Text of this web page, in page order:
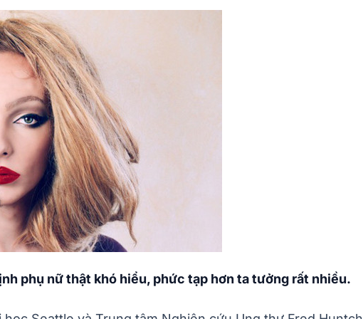
phụ nữ thật khó hiểu, phức tạp hơn ta tưởng rất nhiều.